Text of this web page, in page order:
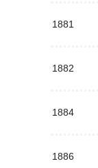
1881
1882
1884
1886